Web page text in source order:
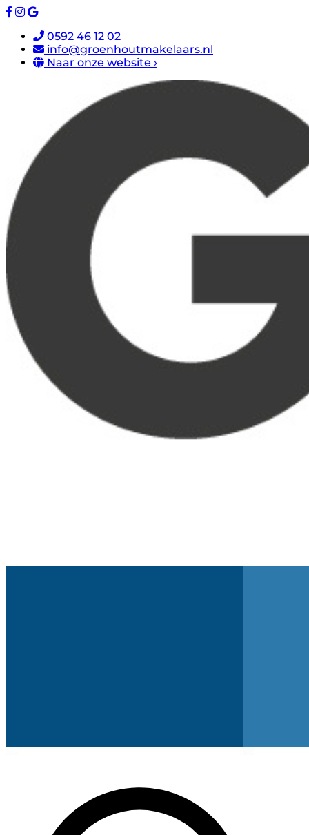
0592 46 12 02
info@groenhoutmakelaars.nl
Naar onze website ›